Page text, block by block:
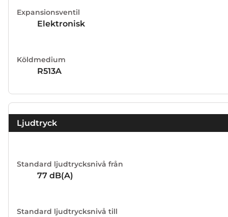
Expansionsventil
Elektronisk
Köldmedium
R513A
Ljudtryck
Standard ljudtrycksnivå från
77 dB(A)
Standard ljudtrycksnivå till